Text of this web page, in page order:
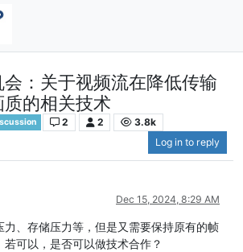
：关于视频流在降低传输
的相关技术
2 2
3.8k
Log in to reply
Dec 15, 2024, 8:29 AM
力、存储压力等，但是又需要保持原有的帧
可以，是否可以做技术合作？